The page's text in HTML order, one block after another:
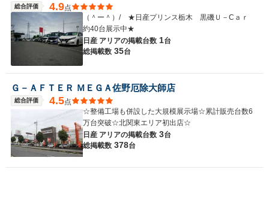
総合評価 4.9点
（＾ー＾）/ ★日産プリンス栃木 黒磯Ｕ－Cａｒ
約40台展示中★
日産 アリアの掲載台数 1台
総掲載数 35台
Ｇ－ＡＦＴＥＲ ＭＥＧＡ佐野厄除大師店
総合評価 4.5点
☆整備工場も併設した大規模展示場☆累計販売台数6
万台突破☆北関東エリア初出店☆
日産 アリアの掲載台数 3台
総掲載数 378台